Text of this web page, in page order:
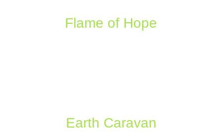
Flame of Hope
Earth Caravan